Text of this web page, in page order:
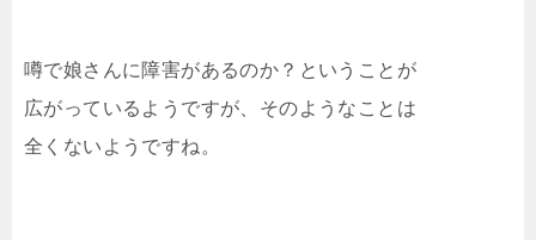
噂で娘さんに障害があるのか？ということが
広がっているようですが、そのようなことは
全くないようですね。